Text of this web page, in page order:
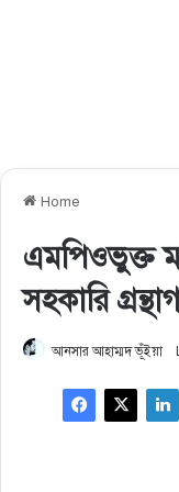
Home
এমপিওভুক্ত
সহকারি
আনসার আহাম্মদ ভূঁইয়া